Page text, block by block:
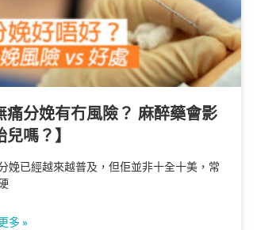
痛分娩有冇風險？ 麻醉藥會影
兒嗎？】
娩已經越來越普及，但佢並非十全十美，常
多 »